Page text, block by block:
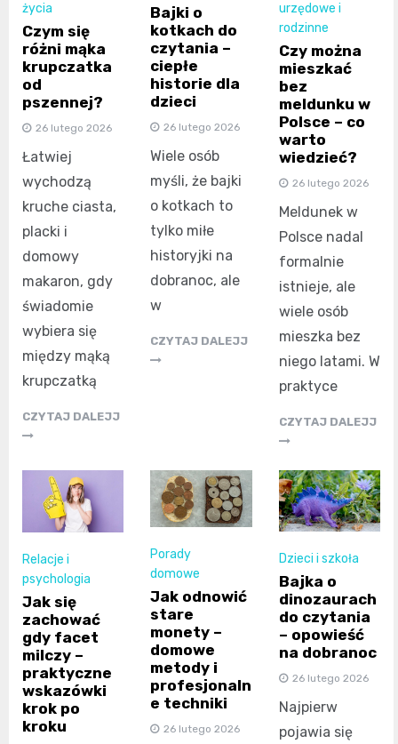
życia
Czym się
różni mąka
krupczatka
od
pszennej?
26 lutego 2026
Łatwiej
wychodzą
kruche ciasta,
placki i
domowy
makaron, gdy
świadomie
wybiera się
między mąką
krupczatką
CZYTAJ DALEJJ
Bajki o
kotkach do
czytania –
ciepłe
historie dla
dzieci
26 lutego 2026
Wiele osób
myśli, że bajki
o kotkach to
tylko miłe
historyjki na
dobranoc, ale
w
CZYTAJ DALEJJ
urzędowe i
rodzinne
Czy można
mieszkać
bez
meldunku w
Polsce – co
warto
wiedzieć?
26 lutego 2026
Meldunek w
Polsce nadal
formalnie
istnieje, ale
wiele osób
mieszka bez
niego latami. W
praktyce
CZYTAJ DALEJJ
Relacje i
psychologia
Jak się
zachować
gdy facet
milczy –
praktyczne
wskazówki
krok po
kroku
Porady
domowe
Jak odnowić
stare
monety –
domowe
metody i
profesjonaln
e techniki
26 lutego 2026
Dzieci i szkoła
Bajka o
dinozaurach
do czytania
– opowieść
na dobranoc
26 lutego 2026
Najpierw
pojawia się